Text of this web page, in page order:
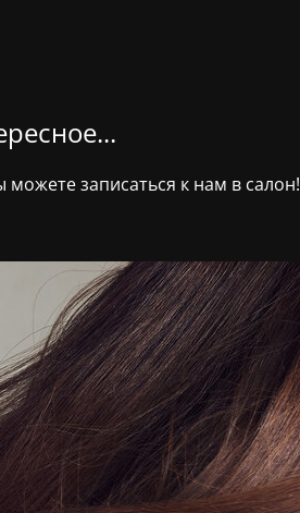
записаться к нам в салон!